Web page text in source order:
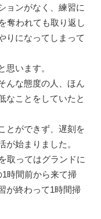
ョンがなく、練習に
奪われても取り返し
りになってしまって
思います。
んな態度の人、ほん
なことをしていたと
とができず、遅刻を
始まりました。
取ってはグランドに
時間前から来て掃
が終わって1時間掃